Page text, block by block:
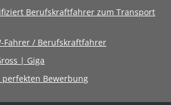
Berufskraftfahrer zum Transport
Fahrer / Berufskraftfahrer
| Giga
Bewerbung